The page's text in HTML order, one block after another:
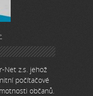
Net z.s. jehož
počítačové
občanů.